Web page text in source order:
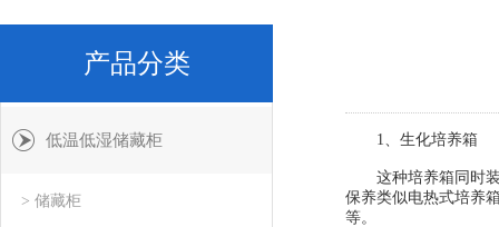
1、生化培养箱
这种培养箱同时装
保养类似电热式培养
等。
产品分类
低温低湿储藏柜
> 储藏柜